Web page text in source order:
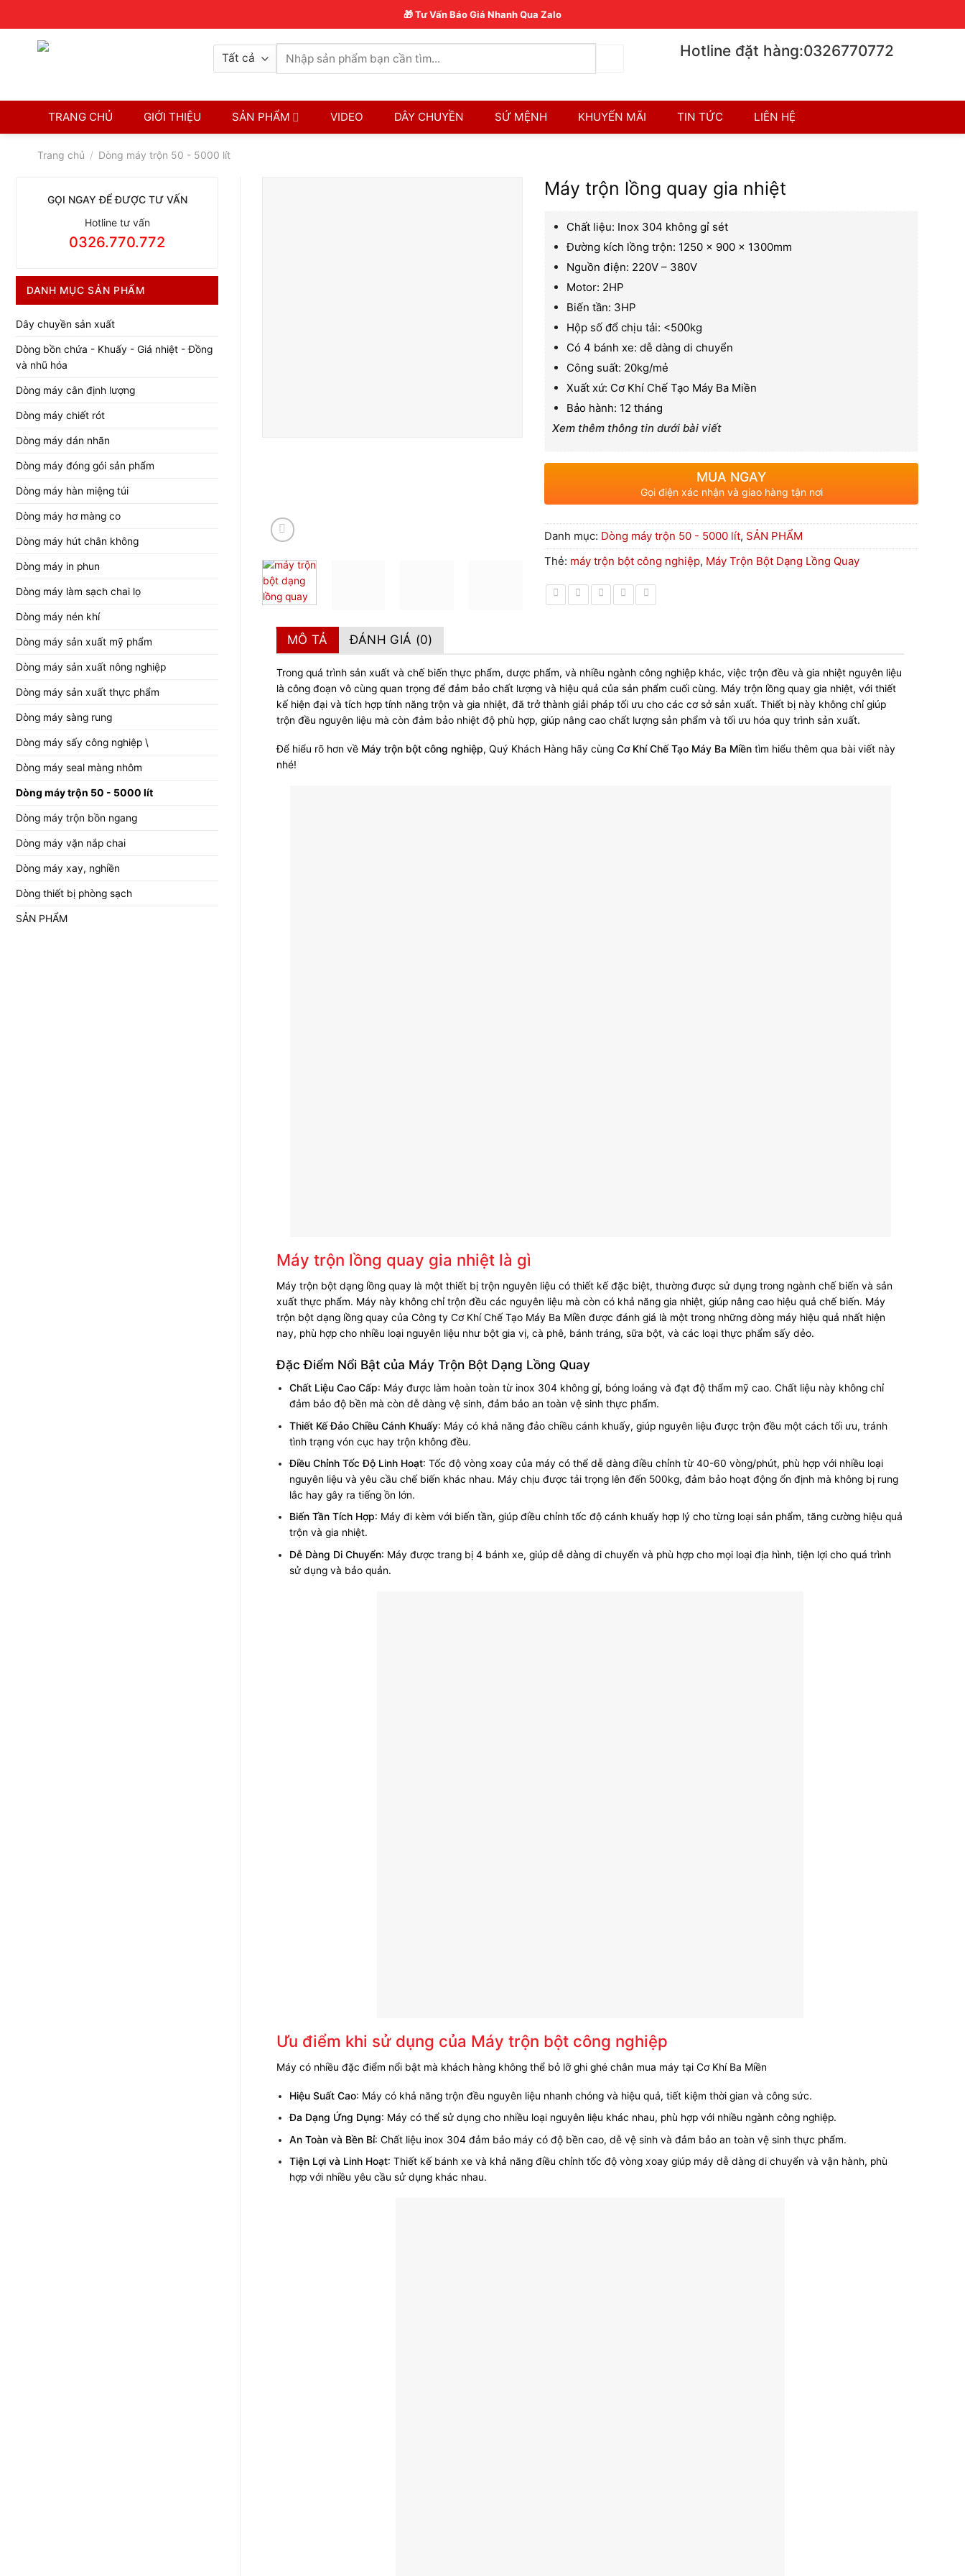
kiếm:
Hotline đặt hàng:0326770772
TRANG CHỦ GIỚI THIỆU SẢN PHẨM VIDEO DÂY CHUYỀN SỨ MỆNH KHUYẾN MÃI TIN TỨC LIÊN HỆ
Trang chủ / Dòng máy trộn 50 - 5000 lít
GỌI NGAY ĐỂ ĐƯỢC TƯ VẤN
Hotline tư vấn
0326.770.772
DANH MỤC SẢN PHẨM
Dây chuyền sản xuất
Dòng bồn chứa - Khuấy - Giá nhiệt - Đồng
và nhũ hóa
Dòng máy cân định lượng
Dòng máy chiết rót
Dòng máy dán nhãn
Dòng máy đóng gói sản phẩm
Dòng máy hàn miệng túi
Dòng máy hơ màng co
Dòng máy hút chân không
Dòng máy in phun
Dòng máy làm sạch chai lọ
Dòng máy nén khí
Dòng máy sản xuất mỹ phẩm
Dòng máy sản xuất nông nghiệp
Dòng máy sản xuất thực phẩm
Dòng máy sàng rung
Dòng máy sấy công nghiệp \
Dòng máy seal màng nhôm
Dòng máy trộn 50 - 5000 lít
Dòng máy trộn bồn ngang
Dòng máy vặn nắp chai
Dòng máy xay, nghiền
Dòng thiết bị phòng sạch
SẢN PHẨM
Máy trộn lồng quay gia nhiệt
Chất liệu: Inox 304 không gỉ sét
Đường kích lồng trộn: 1250 x 900 x 1300mm
Nguồn điện: 220V – 380V
Motor: 2HP
Biến tần: 3HP
Hộp số đổ chịu tải: <500kg
Có 4 bánh xe: dễ dàng di chuyển
Công suất: 20kg/mẻ
Xuất xứ: Cơ Khí Chế Tạo Máy Ba Miền
Bảo hành: 12 tháng
Xem thêm thông tin dưới bài viết
MUA NGAY
Gọi điện xác nhận và giao hàng tận nơi
Danh mục: Dòng máy trộn 50 - 5000 lít, SẢN PHẨM
Thẻ: máy trộn bột công nghiệp, Máy Trộn Bột Dạng Lồng Quay
MÔ TẢ ĐÁNH GIÁ (0)
Trong quá trình sản xuất và chế biến thực phẩm, dược phẩm, và nhiều ngành công nghiệp khác, việc trộn đều và gia nhiệt nguyên liệu
là công đoạn vô cùng quan trọng để đảm bảo chất lượng và hiệu quả của sản phẩm cuối cùng. Máy trộn lồng quay gia nhiệt, với thiết
kế hiện đại và tích hợp tính năng trộn và gia nhiệt, đã trở thành giải pháp tối ưu cho các cơ sở sản xuất. Thiết bị này không chỉ giúp
trộn đều nguyên liệu mà còn đảm bảo nhiệt độ phù hợp, giúp nâng cao chất lượng sản phẩm và tối ưu hóa quy trình sản xuất.
Để hiểu rõ hơn về Máy trộn bột công nghiệp, Quý Khách Hàng hãy cùng Cơ Khí Chế Tạo Máy Ba Miền tìm hiểu thêm qua bài viết này
nhé!
Máy trộn lồng quay gia nhiệt là gì
Máy trộn bột dạng lồng quay là một thiết bị trộn nguyên liệu có thiết kế đặc biệt, thường được sử dụng trong ngành chế biến và sản
xuất thực phẩm. Máy này không chỉ trộn đều các nguyên liệu mà còn có khả năng gia nhiệt, giúp nâng cao hiệu quả chế biến. Máy
trộn bột dạng lồng quay của Công ty Cơ Khí Chế Tạo Máy Ba Miền được đánh giá là một trong những dòng máy hiệu quả nhất hiện
nay, phù hợp cho nhiều loại nguyên liệu như bột gia vị, cà phê, bánh tráng, sữa bột, và các loại thực phẩm sấy dẻo.
Đặc Điểm Nổi Bật của Máy Trộn Bột Dạng Lồng Quay
Chất Liệu Cao Cấp: Máy được làm hoàn toàn từ inox 304 không gỉ, bóng loáng và đạt độ thẩm mỹ cao. Chất liệu này không chỉ
đảm bảo độ bền mà còn dễ dàng vệ sinh, đảm bảo an toàn vệ sinh thực phẩm.
Thiết Kế Đảo Chiều Cánh Khuấy: Máy có khả năng đảo chiều cánh khuấy, giúp nguyên liệu được trộn đều một cách tối ưu, tránh
tình trạng vón cục hay trộn không đều.
Điều Chỉnh Tốc Độ Linh Hoạt:Tốc độ vòng xoay của máy có thể dễ dàng điều chỉnh từ 40-60 vòng/phút, phù hợp với nhiều loại
nguyên liệu và yêu cầu chế biến khác nhau. Máy chịu được tải trọng lên đến 500kg, đảm bảo hoạt động ổn định mà không bị rung
lắc hay gây ra tiếng ồn lớn.
Biến Tần Tích Hợp: Máy đi kèm với biến tần, giúp điều chỉnh tốc độ cánh khuấy hợp lý cho từng loại sản phẩm, tăng cường hiệu quả
trộn và gia nhiệt.
Dễ Dàng Di Chuyển: Máy được trang bị 4 bánh xe, giúp dễ dàng di chuyển và phù hợp cho mọi loại địa hình, tiện lợi cho quá trình
sử dụng và bảo quản.
Ưu điểm khi sử dụng của Máy trộn bột công nghiệp
Máy có nhiều đặc điểm nổi bật mà khách hàng không thể bỏ lỡ ghi ghé chân mua máy tại Cơ Khí Ba Miền
Hiệu Suất Cao: Máy có khả năng trộn đều nguyên liệu nhanh chóng và hiệu quả, tiết kiệm thời gian và công sức.
Đa Dạng Ứng Dụng: Máy có thể sử dụng cho nhiều loại nguyên liệu khác nhau, phù hợp với nhiều ngành công nghiệp.
An Toàn và Bền Bỉ: Chất liệu inox 304 đảm bảo máy có độ bền cao, dễ vệ sinh và đảm bảo an toàn vệ sinh thực phẩm.
Tiện Lợi và Linh Hoạt: Thiết kế bánh xe và khả năng điều chỉnh tốc độ vòng xoay giúp máy dễ dàng di chuyển và vận hành, phù
hợp với nhiều yêu cầu sử dụng khác nhau.
🎁 Tư Vấn Báo Giá Nhanh Qua Zalo